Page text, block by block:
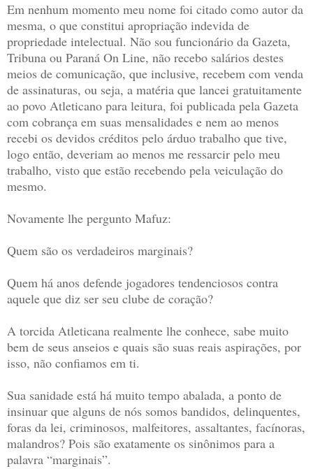
Em nenhum momento meu nome foi citado como autor da
mesma, o que constitui apropriação indevida de
propriedade intelectual. Não sou funcionário da Gazeta,
Tribuna ou Paraná On Line, não recebo salários destes
meios de comunicação, que inclusive, recebem com venda
de assinaturas, ou seja, a matéria que lancei gratuitamente
ao povo Atleticano para leitura, foi publicada pela Gazeta
com cobrança em suas mensalidades e nem ao menos
recebi os devidos créditos pelo árduo trabalho que tive,
logo então, deveriam ao menos me ressarcir pelo meu
trabalho, visto que estão recebendo pela veiculação do
mesmo.
Novamente lhe pergunto Mafuz:
Quem são os verdadeiros marginais?
Quem há anos defende jogadores tendenciosos contra
aquele que diz ser seu clube de coração?
A torcida Atleticana realmente lhe conhece, sabe muito
bem de seus anseios e quais são suas reais aspirações, por
isso, não confiamos em ti.
Sua sanidade está há muito tempo abalada, a ponto de
insinuar que alguns de nós somos bandidos, delinquentes,
foras da lei, criminosos, malfeitores, assaltantes, facínoras,
malandros? Pois são exatamente os sinônimos para a
palavra “marginais”.